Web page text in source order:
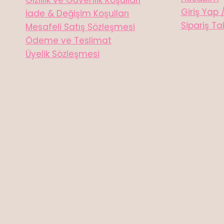
İade & Değişim Koşulları
Mesafeli Satış Sözleşmesi
Ödeme ve Teslimat
Üyelik Sözleşmesi
Giriş Yap
Sipariş